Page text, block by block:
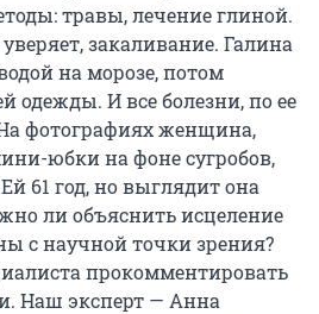
травы, лечение глиной.
закаливание. Галина
на морозе, потом
одежды. И все болезни, по ее
фотографиях женщина,
юбки на фоне сугробов,
61 год, но выглядит она
ли объяснить исцеление
с научной точки зрения?
прокомментировать
Наш эксперт — Анна